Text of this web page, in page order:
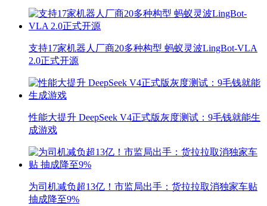
支持17家机器人厂商20多种构型 蚂蚁灵波LingBot-VLA
2.0正式开源
性能大提升 DeepSeek V4正式版灰度测试：9毛钱就能生
成游戏
为司机减负超13亿！市监局出手：货拉拉取消独家车贴
抽成降至9%